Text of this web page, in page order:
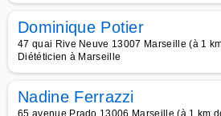
Dominique Potier
47 quai Rive Neuve 13007 Marseille (à 1
Diététicien à Marseille
Nadine Ferrazzi
65 avenue Prado 13006 Marseille (à 1 km